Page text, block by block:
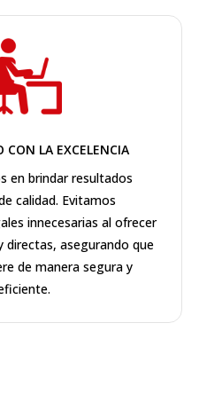
CON LA EXCELENCIA
en brindar resultados
calidad. Evitamos
innecesarias al ofrecer
directas, asegurando que
de manera segura y